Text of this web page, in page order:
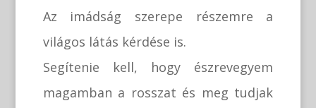
Az imádság szerepe részemre a
világos látás kérdése is.
Segítenie kell, hogy észrevegyem
magamban a rosszat és meg tudjak